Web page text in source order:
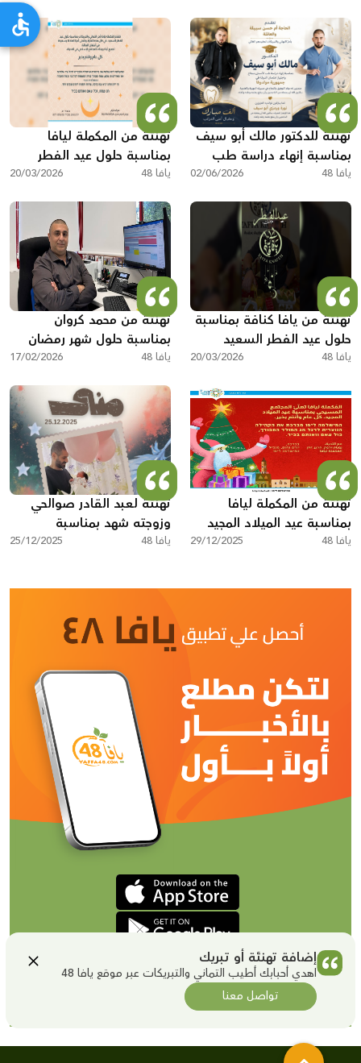
إضافة تهنئة أو تبريك
اهدي أحبابك أطيب التماني والتبريكات عبر موقع يافا 48
تواصل معنا
تهنئة للدكتور مالك أبو سيف
بمناسبة إنهاء دراسة طب
الأسنان واجتياز امتحان الدولة
يافا 48 02/06/2026
تهنئة من المكملة ليافا
بمناسبة حلول عيد الفطر
السعيد
يافا 48 20/03/2026
تهنئة من يافا كنافة بمناسبة
حلول عيد الفطر السعيد
يافا 48 20/03/2026
تهنئة من محمد كروان
بمناسبة حلول شهر رمضان
المبارك
يافا 48 17/02/2026
تهنئة من المكملة ليافا
بمناسبة عيد الميلاد المجيد
يافا 48 29/12/2025
تهنئة لعبد القادر صوالحي
وزوجته شهد بمناسبة
المولودة الجديدة "منى"
يافا 48 25/12/2025